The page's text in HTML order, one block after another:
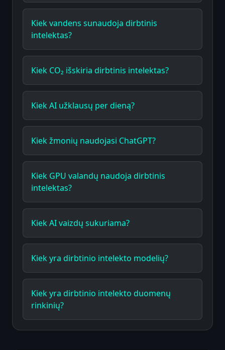
Kiek vandens sunaudoja dirbtinis
intelektas?
Kiek CO₂ išskiria dirbtinis intelektas?
Kiek AI užklausų per dieną?
Kiek žmonių naudojasi ChatGPT?
Kiek GPU valandų naudoja dirbtinis
intelektas?
Kiek AI vaizdų sukuriama?
Kiek yra dirbtinio intelekto modelių?
Kiek yra dirbtinio intelekto duomenų
rinkinių?